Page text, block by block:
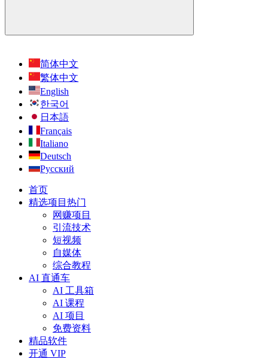
简体中文
繁体中文
English
한국어
日本語
Français
Italiano
Deutsch
Русский
首页
精选项目 热门
网赚项目
引流技术
短视频
自媒体
综合教程
AI 直通车
AI 工具箱
AI 课程
AI 项目
免费资料
精品软件
开通 VIP